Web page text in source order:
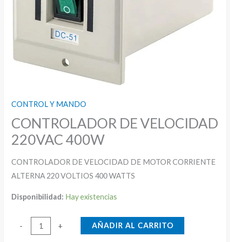
CONTROL Y MANDO
CONTROLADOR DE VELOCIDAD
220VAC 400W
CONTROLADOR DE VELOCIDAD DE MOTOR CORRIENTE
ALTERNA 220 VOLTIOS 400 WATTS
Disponibilidad: Hay existencias
-
CONTROLADOR
+ AÑADIR AL CARRITO